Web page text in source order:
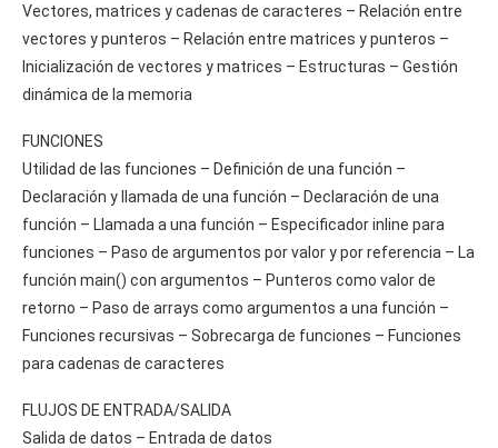
Vectores, matrices y cadenas de caracteres – Relación entre
vectores y punteros – Relación entre matrices y punteros –
Inicialización de vectores y matrices – Estructuras – Gestión
dinámica de la memoria
FUNCIONES
Utilidad de las funciones – Definición de una función –
Declaración y llamada de una función – Declaración de una
función – Llamada a una función – Especificador inline para
funciones – Paso de argumentos por valor y por referencia – La
función main() con argumentos – Punteros como valor de
retorno – Paso de arrays como argumentos a una función –
Funciones recursivas – Sobrecarga de funciones – Funciones
para cadenas de caracteres
FLUJOS DE ENTRADA/SALIDA
Salida de datos – Entrada de datos